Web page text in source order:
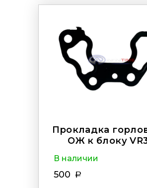
Прокладка
ОЖ к блоку
В наличии
500